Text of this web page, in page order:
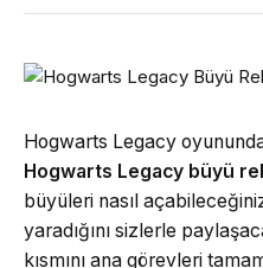
Hogwarts Legacy
Hogwarts Legacy büyü
büyüleri nasıl
yaradığını sizlerle
kısmını ana görevleri